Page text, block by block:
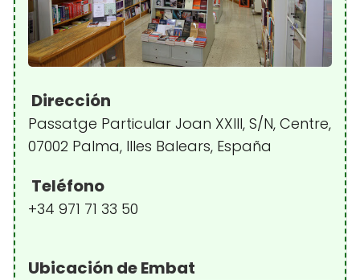
Dirección
Passatge Particular Joan XXIII, S/N, Centre,
07002 Palma, Illes Balears, España
Teléfono
+34 971 71 33 50
Ubicación de Embat